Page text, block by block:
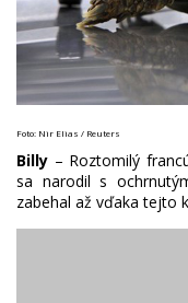
Foto: Nir Elias / Reuters
Billy – Roztomilý
sa narodil s
zabehal až vďaka tejto